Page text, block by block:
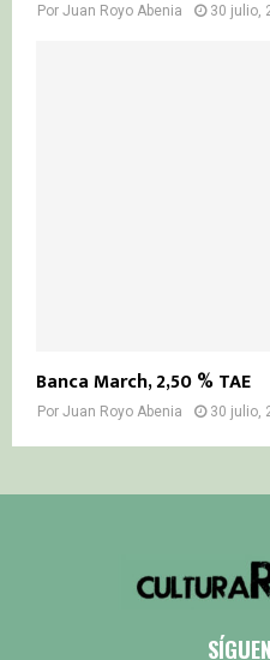
Por Juan Royo Abenia 30 julio,
Banca March, 2,50 % TAE
Por Juan Royo Abenia 30 julio,